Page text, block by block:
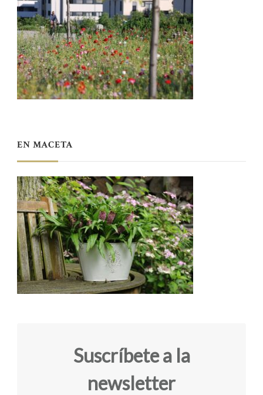
EN MACETA
Suscríbete a la
newsletter